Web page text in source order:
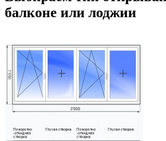
балконе или лоджии